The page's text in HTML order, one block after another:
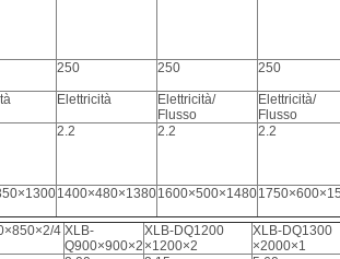
250 250 250
Elettricità
Elettricità/
Flusso
Elettricità/
Flusso
2.2 2.2 2.2
1400×480×13801600×500×1480
4 XLB-
Q900×900×2
XLB-DQ1200
×1200×2
XLB-DQ1300
×2000×1